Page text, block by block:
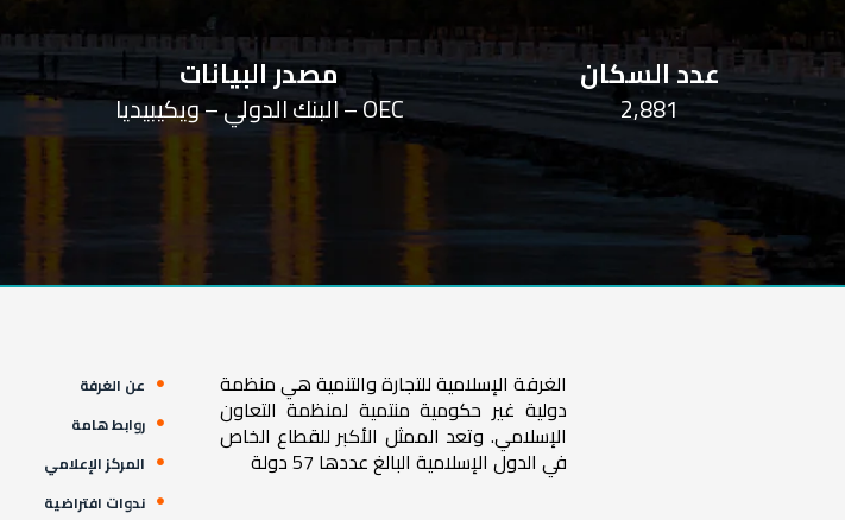
مصدر البيانات
OEC – البنك الدولي – ويكيبيديا
عدد السكان
2,881
الغرفة الإسلامية للتجارة والتنمية هي منظمة
دولية غير حكومية منتمية لمنظمة التعاون
الإسلامي. وتعد الممثل الأكبر للقطاع الخاص
في الدول الإسلامية البالغ عددها 57 دولة
عن الغرفة
روابط هامة
المركز الإعلامي
ندوات افتراضية